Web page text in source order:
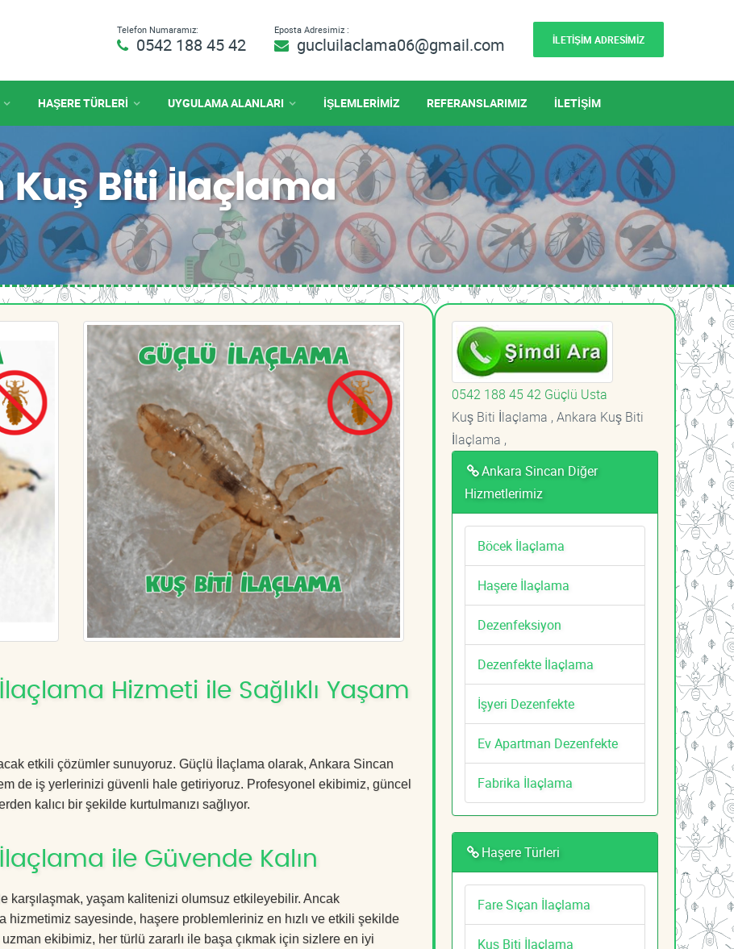
Telefon Numaramız:
0542 188 45 42
Eposta Adresimiz :
gucluilaclama06@gmail.com İLETİŞİM ADRESİMİZ
HAŞERE TÜRLERİ UYGULAMA ALANLARI İŞLEMLERİMİZ REFERANSLARIMIZ İLETİŞİM
Kuş Biti İlaçlama
Hizmeti ile Sağlıklı Yaşam
etkili çözümler sunuyoruz. Güçlü İlaçlama olarak, Ankara Sincan
de iş yerlerinizi güvenli hale getiriyoruz. Profesyonel ekibimiz, güncel
kalıcı bir şekilde kurtulmanızı sağlıyor.
ile Güvende Kalın
karşılaşmak, yaşam kalitenizi olumsuz etkileyebilir. Ancak
sayesinde, haşere problemleriniz en hızlı ve etkili şekilde
uzman ekibimiz, her türlü zararlı ile başa çıkmak için sizlere en iyi
0542 188 45 42 Güçlü Usta
Kuş Biti İlaçlama , Ankara Kuş Biti
İlaçlama ,
Ankara Sincan Diğer
Hizmetlerimiz
Böcek İlaçlama
Haşere İlaçlama
Dezenfeksiyon
Dezenfekte İlaçlama
İşyeri Dezenfekte
Ev Apartman Dezenfekte
Fabrika İlaçlama
Haşere Türleri
Fare Sıçan İlaçlama
Kuş Biti İlaçlama